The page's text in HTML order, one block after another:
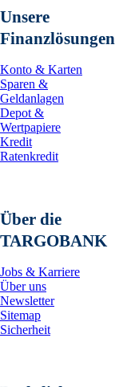
Unsere
Finanzlösungen
Konto & Karten
Sparen &
Geldanlagen
Depot &
Wertpapiere
Kredit
Ratenkredit
Über die
TARGOBANK
Jobs & Karriere
Über uns
Newsletter
Sitemap
Sicherheit